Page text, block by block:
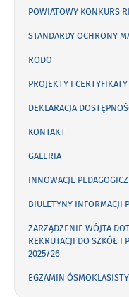
POWIATOWY KONKURS
STANDARDY OCHRONY
RODO
PROJEKTY I CERTYFIKATY
DEKLARACJA
KONTAKT
GALERIA
INNOWACJE
BIULETYNY INFORMACJI
ZARZĄDZENIE WÓJTA
REKRUTACJI DO SZKÓŁ I
2025/26
EGZAMIN ÓSMOKLASISTY